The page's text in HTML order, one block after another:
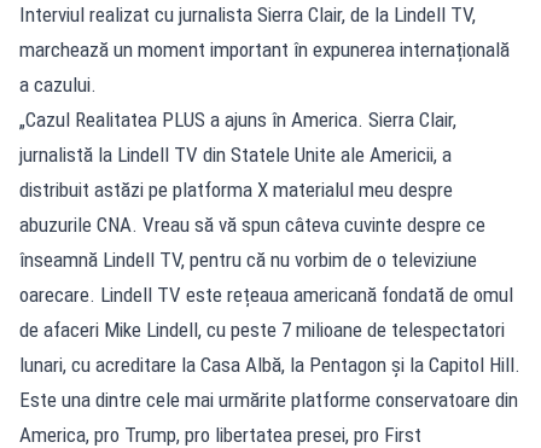
Interviul realizat cu jurnalista Sierra Clair, de la Lindell TV,
marchează un moment important în expunerea internațională
a cazului.
„Cazul Realitatea PLUS a ajuns în America. Sierra Clair,
jurnalistă la Lindell TV din Statele Unite ale Americii, a
distribuit astăzi pe platforma X materialul meu despre
abuzurile CNA. Vreau să vă spun câteva cuvinte despre ce
înseamnă Lindell TV, pentru că nu vorbim de o televiziune
oarecare. Lindell TV este rețeaua americană fondată de omul
de afaceri Mike Lindell, cu peste 7 milioane de telespectatori
lunari, cu acreditare la Casa Albă, la Pentagon și la Capitol Hill.
Este una dintre cele mai urmărite platforme conservatoare din
America, pro Trump, pro libertatea presei, pro First